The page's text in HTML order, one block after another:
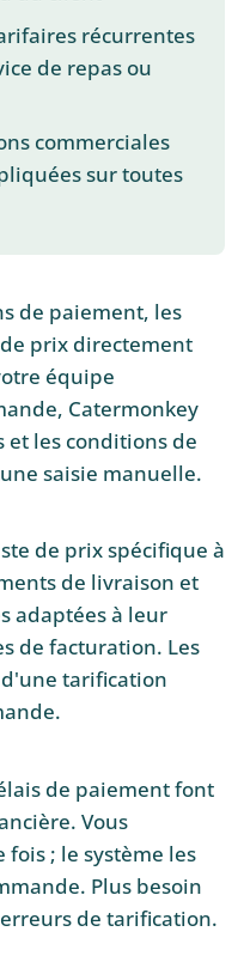
récurrentes
de repas ou
commerciales
sur toutes
de paiement, les
prix directement
équipe
Catermonkey
les conditions de
saisie manuelle.
de prix spécifique à
de livraison et
adaptées à leur
de facturation. Les
tarification
de paiement font
Vous
; le système les
Plus besoin
de tarification.